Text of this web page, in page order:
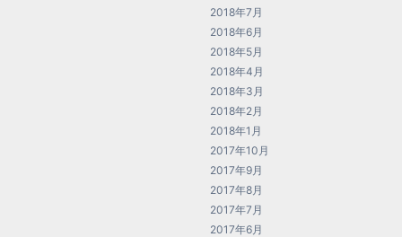
2018年7月
2018年6月
2018年5月
2018年4月
2018年3月
2018年2月
2018年1月
2017年10月
2017年9月
2017年8月
2017年7月
2017年6月